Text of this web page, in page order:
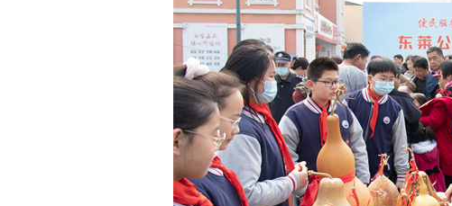
我是来自西安高新东区小学的杨珂然。我相信
兴趣爱好能陶冶情操、培养气质、使人终生受益。
多年来，我坚持学习机器人和图形编程，积极参与
校内航模和3D打印俱乐部与篮球校队的多项活
对我来说，音乐和
的出口，情绪的表达；
或者安慰。成长有无限
战，我将用自己对音乐
写明丽绚烂的青春乐章。